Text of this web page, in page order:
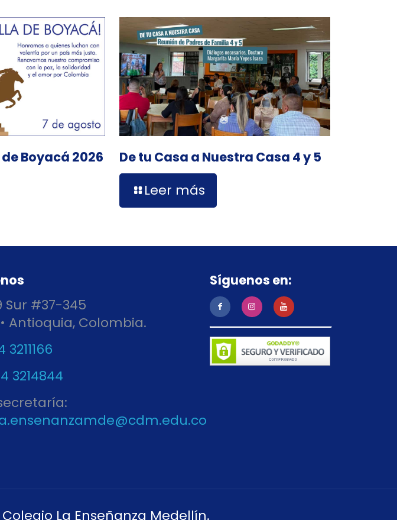
Boyacá 2026 De tu Casa a Nuestra Casa 4 y 5
Leer más
Sur #37-345
Antioquia, Colombia.
3211166
3214844
Síguenos en:
La Enseñanza Medellín.